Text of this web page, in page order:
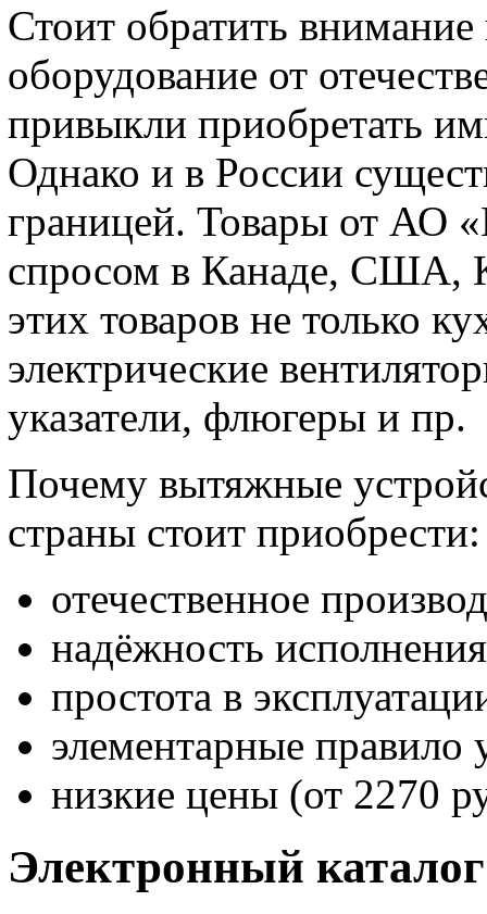
Стоит обратить
оборудование от
привыкли приобретать
Однако и в России
границей. Товары от АО
спросом в Канаде, США,
этих товаров не только
электрические
указатели, флюгеры и пр.
Почему вытяжные
страны стоит приобрести:
отечественное
надёжность
простота в
элементарные правило
низкие цены (от 2270
Электронный каталог